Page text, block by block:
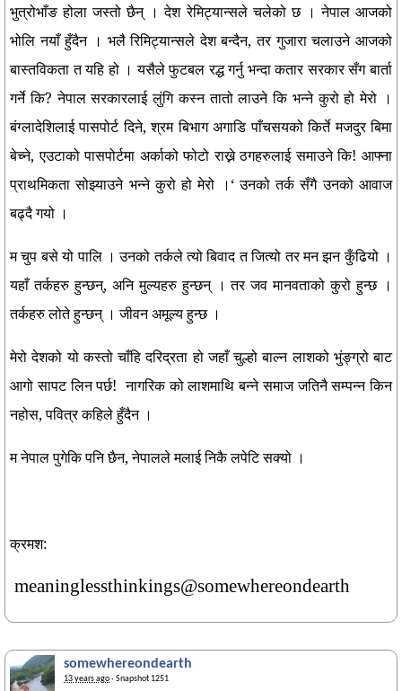
भुत्रोभाँङ होला जस्तो छैन् । देश रेमिट्यान्सले चलेको छ । नेपाल आजको
भोलि नयाँ हुँदैन । भलै रिमिट्यान्सले देश बन्दैन, तर गुजारा चलाउने आजको
बास्तविकता त यहि हो । यसैले फुटबल रद्ध गर्नु भन्दा कतार सरकार सँग बार्ता
गर्ने कि? नेपाल सरकारलाई लुंगि कस्न तातो लाउने कि भन्ने कुरो हो मेरो ।
बंग्लादेशिलाई पासपोर्ट दिने, श्रम बिभाग अगाडि पाँचसयको किर्ते मजदुर बिमा
बेच्ने, एउटाको पासपोर्टमा अर्काको फोटो राख्ने ठगहरुलाई समाउने कि! आफ्ना
प्राथमिकता सोझ्याउने भन्ने कुरो हो मेरो ।‘ उनको तर्क सँगै उनको आवाज
बढ्दै गयो ।
म चुप बसे यो पालि । उनको तर्कले त्यो बिवाद त जित्यो तर मन झन कुँढियो ।
यहाँ तर्कहरु हुन्छन्, अनि मुल्यहरु हुन्छन् । तर जव मानवताको कुरो हुन्छ ।
तर्कहरु लोते हुन्छन् । जीवन अमूल्य हुन्छ ।
मेरो देशको यो कस्तो चाँहि दरिद्रता हो जहाँ चुल्हो बाल्न लाशको भुंङ्ग्रो बाट
आगो सापट लिन पर्छ! नागरिक को लाशमाथि बन्ने समाज जतिनै सम्पन्न किन
नहोस, पवित्र कहिले हुँदैन ।
म नेपाल पुगेकि पनि छैन, नेपालले मलाई निकै लपेटि सक्यो ।
क्रमश:
meaninglessthinkings@somewhereondearth
somewhereondearth
13 years ago· Snapshot 1251